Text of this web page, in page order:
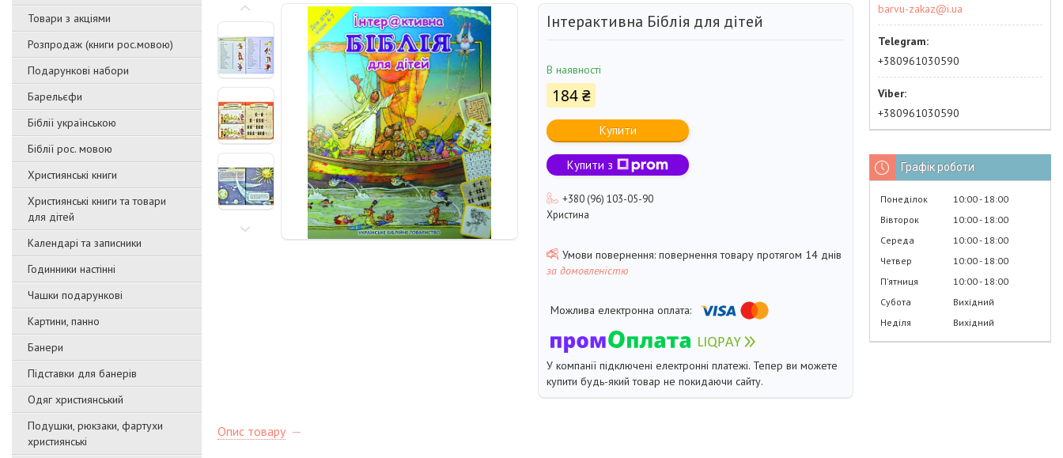
Товари з акціями
Розпродаж (книги рос.мовою)
Подарункові набори
Барельєфи
Біблії українською
Біблії рос. мовою
Християнські книги
Християнські книги та товари
для дітей
Календарі та записники
Годинники настінні
Чашки подарункові
Картини, панно
Банери
Підставки для банерів
Одяг християнський
Подушки, рюкзаки, фартухи
християнські
Інтерактивна Біблія для дітей
В наявності
184 ₴
Купити
Купити з
+380 (96) 103-05-90
Христина
повернення товару протягом 14 днів
за домовленістю
У компанії підключені електронні платежі. Тепер ви можете
купити будь-який товар не покидаючи сайту.
Опис товару
barvu-zakaz@i.ua
+380961030590
+380961030590
Графік роботи
Понеділок 10:00 18:00
Вівторок
10:00 18:00
Середа
10:00 18:00
Четвер
10:00 18:00
Пʼятниця
10:00 18:00
Субота
Вихідний
Неділя
Вихідний